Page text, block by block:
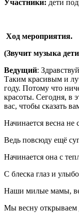
Участники: дети
Ход мероприятия.
(Звучит музыка
Ведущий:
Таким красивым и
году. Потому что
красоты. Сегодня, в
вас, чтобы сказать
Начинается весна не
Ведь повсюду ещё
Начинается она с
С блеска глаз и
Наши милые мамы,
Мы весну открываем